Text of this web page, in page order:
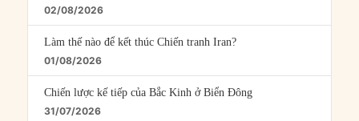
02/08/2026
Làm thế nào để kết thúc Chiến tranh Iran?
01/08/2026
Chiến lược kế tiếp của Bắc Kinh ở Biển Đông
31/07/2026